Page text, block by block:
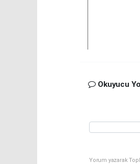
Okuyucu
Yorum yazarak